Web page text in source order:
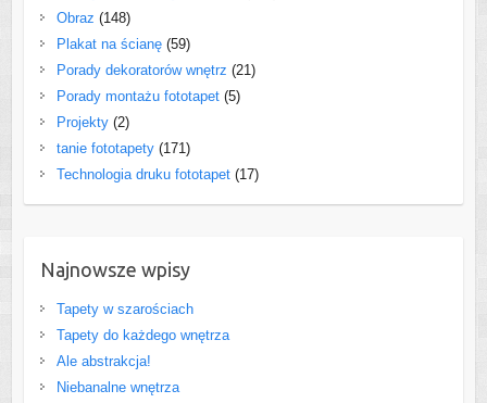
Obraz (148)
Plakat na ścianę(59)
Porady dekoratorów wnętrz (21)
Porady montażu fototapet(5)
Projekty(2)
tanie fototapety(171)
Technologia druku fototapet(17)
Najnowsze wpisy
Tapety w szarościach
Tapety do każdego wnętrza
Ale abstrakcja!
Niebanalne wnętrza